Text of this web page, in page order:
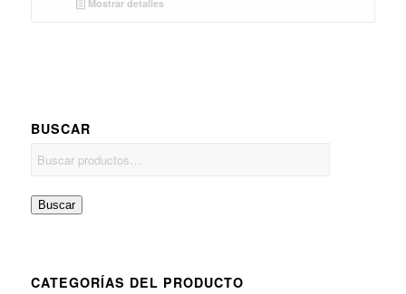
Mostrar detalles
BUSCAR
Buscar
CATEGORÍAS DEL PRODUCTO